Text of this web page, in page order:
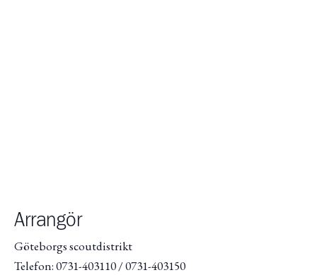
Arrangör
Göteborgs scoutdistrikt
Telefon: 0731-403110 / 0731-403150